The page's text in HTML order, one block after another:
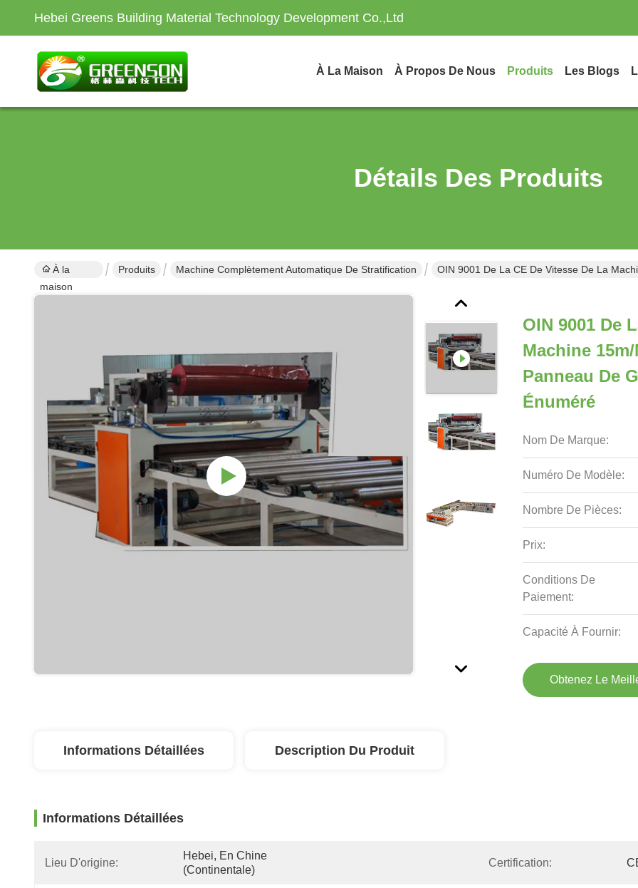
Hebei Greens Building Material Technology Development Co.,Ltd
À La Maison À Propos De Nous Produits Les Blogs
Détails Des Produits
À la
maison
Produits Machine Complètement Automatique De Stratification OIN 9001 De La CE De Vitesse De La
OIN 9001 De
Machine
Panneau De
Énuméré
Nom De Marque:
Numéro De Modèle:
Nombre De Pièces:
Prix:
Conditions De
Paiement:
Capacité À Fournir:
Obtenez Le
Informations Détaillées Description Du Produit
Informations Détaillées
Lieu D'origine:
Hebei, En Chine
(continentale)
Certification: